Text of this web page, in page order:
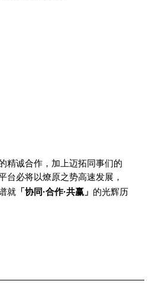
精诚合作，加上迈拓同事们的
台必将以燎原之势高速发展，
就 「协同·合作·共赢 」 的光辉历